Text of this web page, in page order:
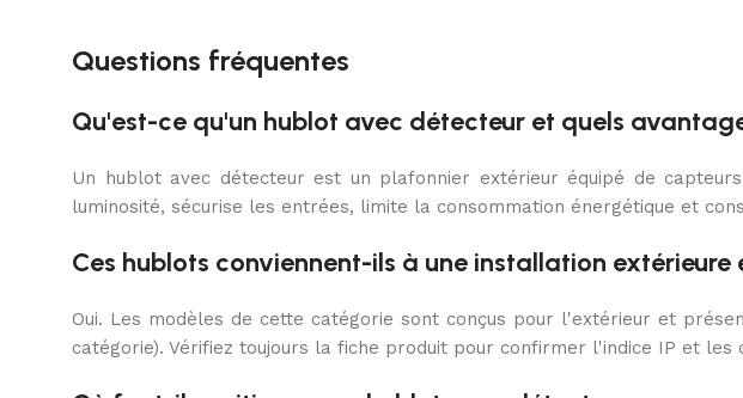
avec des luminaires extérieurs haut de
En savoir plus
Questions fréquentes
Qu'est-ce qu'un hublot avec détecteur et quels
Un hublot avec détecteur est un plafonnier extérieur équipé de
luminosité, sécurise les entrées, limite la consommation énergétique et
Ces hublots conviennent-ils à une installation extérieure
Oui. Les modèles de cette catégorie sont conçus pour l'extérieur et
catégorie). Vérifiez toujours la fiche produit pour confirmer l'indice IP et